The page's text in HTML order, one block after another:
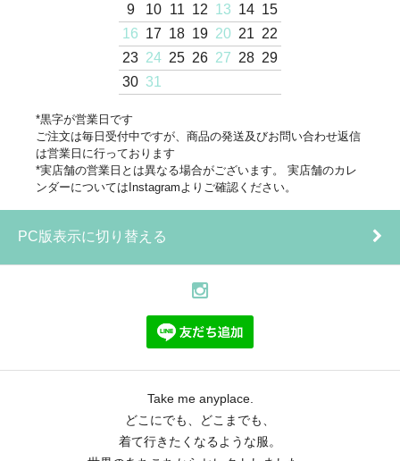
9
10 11 12 13 14 15
16 17 18 19 20 21 22
23 24 25 26 27 28 29
30 31
*黒字が営業日です
ご注文は毎日受付中ですが、商品の発送及びお問い合わせ返信
は営業日に行っております
*実店舗の営業日とは異なる場合がございます。 実店舗のカレ
ンダーについてはInstagramよりご確認ください。
PC版表示に切り替える
Take me anyplace.
どこにでも、どこまでも、
着て行きたくなるような服。